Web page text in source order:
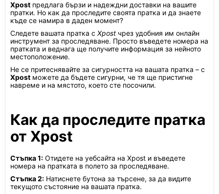
Xpost предлага бързи и надеждни доставки на вашите
пратки. Но как да проследите своята пратка и да знаете
къде се намира в даден момент?
Следете вашата пратка с Xpost чрез удобния им онлайн
инструмент за проследяване. Просто въведете номера на
пратката и веднага ще получите информация за нейното
местоположение.
Не се притеснявайте за сигурността на вашата пратка – с
Xpost можете да бъдете сигурни, че тя ще пристигне
навреме и на мястото, което сте посочили.
Как да проследите пратка
от Xpost
Стъпка 1: Отидете на уебсайта на Xpost и въведете
номера на пратката в полето за проследяване.
Стъпка 2: Натиснете бутона за търсене, за да видите
текущото състояние на вашата пратка.